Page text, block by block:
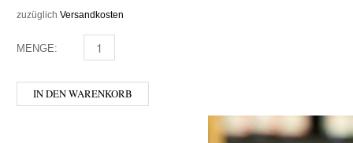
zuzüglich Versandkosten
MENGE: LONCIUM - FREEPA MENGE
IN DEN WARENKORB